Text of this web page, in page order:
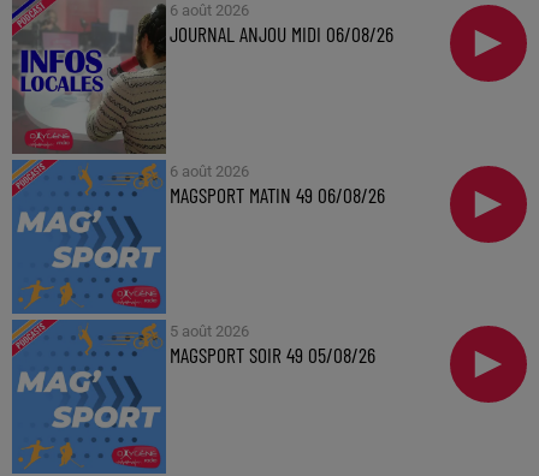
6 août 2026
JOURNAL ANJOU MIDI 06/08/26
6 août 2026
MAGSPORT MATIN 49 06/08/26
5 août 2026
MAGSPORT SOIR 49 05/08/26